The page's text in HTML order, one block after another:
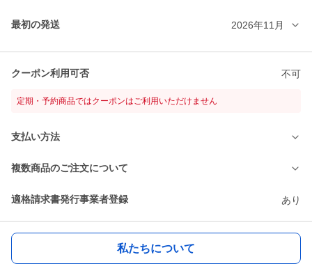
最初の発送 2026年11月
クーポン利用可否 不可
定期・予約商品ではクーポンはご利用いただけません
支払い方法
複数商品のご注文について
適格請求書発行事業者登録 あり
私たちについて